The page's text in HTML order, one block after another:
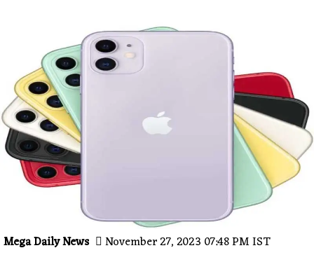
Mega Daily News November 27, 2023 07:48 PM IST